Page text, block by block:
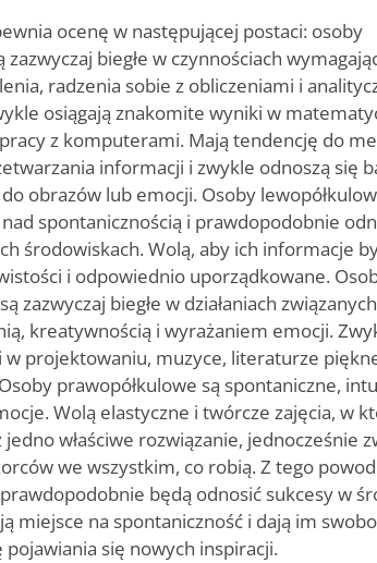
ocenę w następującej postaci: osoby
zazwyczaj biegłe w czynnościach
radzenia sobie z obliczeniami i
osiągają znakomite wyniki w
z komputerami. Mają tendencję do
informacji i zwykle odnoszą się
obrazów lub emocji. Osoby
spontanicznością i prawdopodobnie
środowiskach. Wolą, aby ich informacje
i odpowiednio uporządkowane.
zazwyczaj biegłe w działaniach
kreatywnością i wyrażaniem emocji.
projektowaniu, muzyce, literaturze
prawopółkulowe są spontaniczne,
Wolą elastyczne i twórcze zajęcia, w
właściwe rozwiązanie, jednocześnie
we wszystkim, co robią. Z tego
będą odnosić sukcesy w
miejsce na spontaniczność i dają im
się nowych inspiracji.